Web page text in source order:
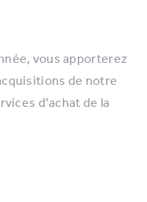
vous apporterez
de notre
d’achat de la